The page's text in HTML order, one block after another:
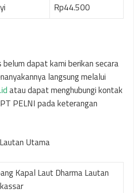
Rp44.500
dapat kami berikan secara
langsung melalui
atau dapat menghubungi kontak
PELNI pada keterangan
Utama
Kapal Laut Dharma Lautan